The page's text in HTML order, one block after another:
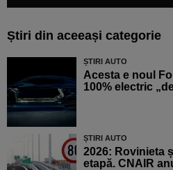
Știri din aceeași categorie
ȘTIRI AUTO
Acesta e noul
100% electric
ȘTIRI AUTO
2026: Rovinieta
etapă. CNAIR